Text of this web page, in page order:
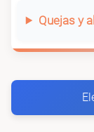
Quejas y